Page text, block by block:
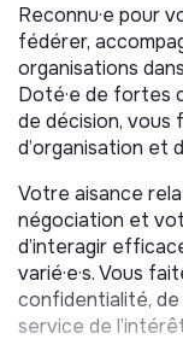
son action à la
Pilotage
Contribuer à
assurer la
Générale,
Mettre en
gouvernance ;
Participer à
Reconnu·e pour
fédérer,
organisations
Doté·e de fortes
de décision, vous
d’organisation et
Votre aisance
négociation et
d’interagir
varié·e·s. Vous
confidentialité,
service de